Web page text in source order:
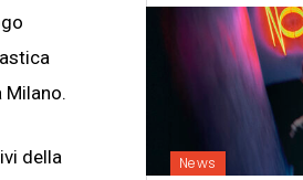
Milano.
della
News